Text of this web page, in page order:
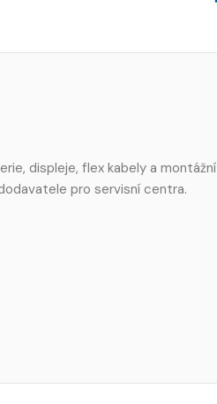
displeje, flex kabely a montážní
pro servisní centra.